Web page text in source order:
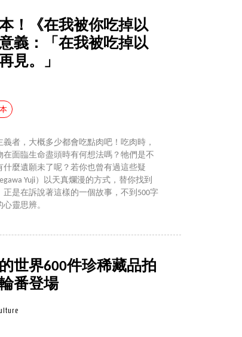
！《在我被你吃掉以
義：「在我被吃掉以
見。」
者，大概多少都會吃點肉吧！吃肉時，
面臨生命盡頭時有何想法嗎？牠們是不
麼遺願未了呢？若你也曾有過這些疑
Yuji）以天真爛漫的方式，替你找到
正是在訴說著這樣的一個故事，不到500字
靈思辨。
世界600件珍稀藏品拍
番登場